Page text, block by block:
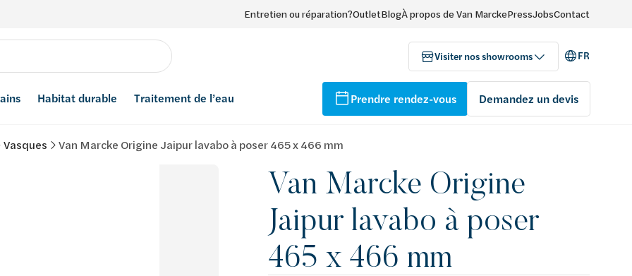
Entretien ou réparation?OutletBlogÀ propos de Van MarckePressJobsContact
Visiter nos showrooms FR
Habitat durable Traitement de l’eau Prendre rendez-vous Demandez un devis
Vasques Van Marcke Origine Jaipur lavabo à poser 465 x 466 mm
Van Marcke Origine
Jaipur lavabo à poser
465 x 466 mm